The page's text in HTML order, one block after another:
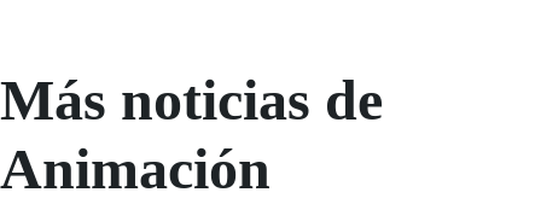
Más noticias de
Animación